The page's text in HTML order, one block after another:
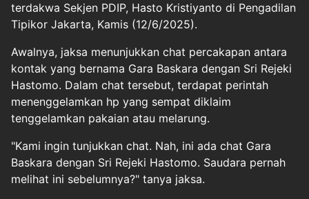
terdakwa Sekjen PDIP, Hasto Kristiyanto di Pengadilan
Tipikor Jakarta, Kamis (12/6/2025).
Awalnya, jaksa menunjukkan chat percakapan antara
kontak yang bernama Gara Baskara dengan Sri Rejeki
Hastomo. Dalam chat tersebut, terdapat perintah
menenggelamkan hp yang sempat diklaim
tenggelamkan pakaian atau melarung.
"Kami ingin tunjukkan chat. Nah, ini ada chat Gara
Baskara dengan Sri Rejeki Hastomo. Saudara pernah
melihat ini sebelumnya?" tanya jaksa.